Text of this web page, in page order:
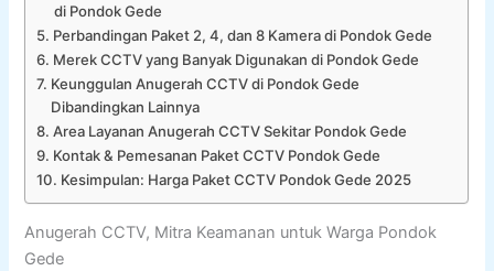
di Pondok Gede
Perbandingan Paket 2, 4, dan 8 Kamera di Pondok Gede
Merek CCTV yang Banyak Digunakan di Pondok Gede
Keunggulan Anugerah CCTV di Pondok Gede
Dibandingkan Lainnya
Area Layanan Anugerah CCTV Sekitar Pondok Gede
Kontak & Pemesanan Paket CCTV Pondok Gede
Kesimpulan: Harga Paket CCTV Pondok Gede 2025
Anugerah CCTV, Mitra Keamanan untuk Warga Pondok
Gede